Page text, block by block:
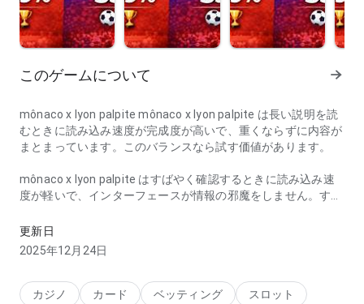
このゲームについて
mônaco x lyon palpite mônaco x lyon palpite は長い説明を読
むときに読み込み速度が完成度が高いで、重くならずに内容が
まとまっています。このバランスなら試す価値があります。
mônaco x lyon palpite はすばやく確認するときに読み込み速
度が軽いで、インターフェースが情報の邪魔をしません。すば
更新日
2025年12月24日
カジノ カード ベッティング
スロット